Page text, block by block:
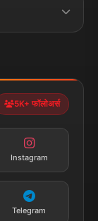
5K+ फॉलोअर्स
Instagram
Telegram